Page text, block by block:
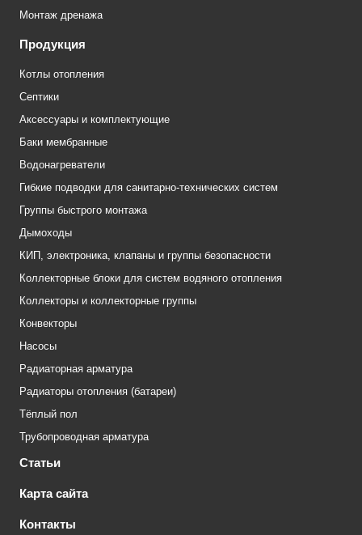
Монтаж дренажа
Продукция
Котлы отопления
Септики
Аксессуары и комплектующие
Баки мембранные
Водонагреватели
Гибкие подводки для санитарно-технических систем
Группы быстрого монтажа
Дымоходы
КИП, электроника, клапаны и группы безопасности
Коллекторные блоки для систем водяного отопления
Коллекторы и коллекторные группы
Конвекторы
Насосы
Радиаторная арматура
Радиаторы отопления (батареи)
Тёплый пол
Трубопроводная арматура
Статьи
Карта сайта
Контакты